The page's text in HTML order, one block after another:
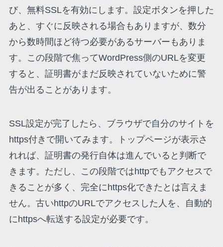
び、無料SSLを有効にします。設定ボタンを押した
あと、すぐに反映される場合もありますが、数分
から数時間ほど待つ必要があるサーバーもありま
す。この段階で焦ってWordPress側のURLを変更
すると、証明書がまだ反映されていないために警
告が出ることがあります。
SSL設定が完了したら、ブラウザで自分のサイトを
https付きで開いてみます。トップページが表示さ
れれば、証明書の発行自体は進んでいると判断で
きます。ただし、この段階ではhttpでもアクセスで
きることが多く、完全にhttps化できたとは言えま
せん。古いhttpのURLでアクセスした人を、自動的
にhttpsへ転送する設定が必要です。